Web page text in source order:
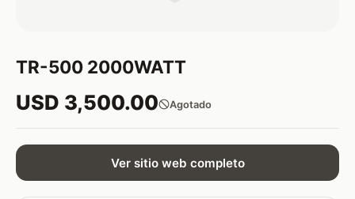
TR-500 2000WATT
USD 3,500.00 Agotado
Ver sitio web completo